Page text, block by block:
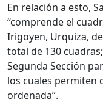
En relación a esto,
“comprende el
Irigoyen, Urquiza,
total de 130
Segunda Sección
los cuales permiten
ordenada”.